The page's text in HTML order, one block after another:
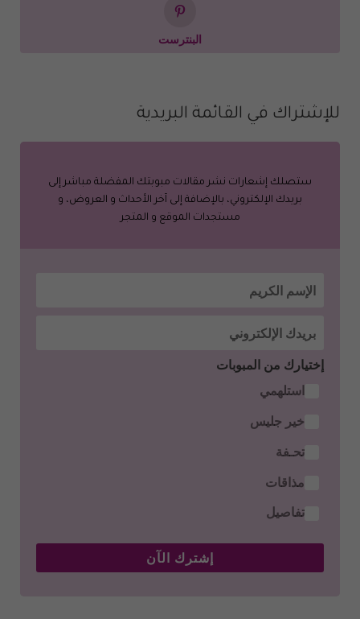
البنترست
للإشتراك في القائمة البريدية
ستصلك إشعارات نشر مقالات مبوبتك المفضلة مباشر إلى
بريدك الإلكتروني، بالإضافة إلى آخر الأحداث و العروض، و
مستجدات الموقع و المتجر
إختيارك من المبوبات
استلهمي
خير جليس
تحـفة
مذاقات
تفاصيل
إشترك الآن